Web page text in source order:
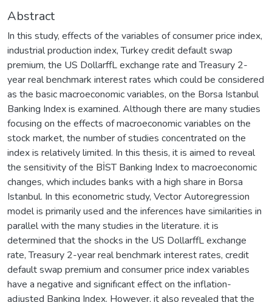
Abstract
In this study, effects of the variables of consumer price index,
industrial production index, Turkey credit default swap
premium, the US DollarffL exchange rate and Treasury 2-
year real benchmark interest rates which could be considered
as the basic macroeconomic variables, on the Borsa Istanbul
Banking Index is examined. Although there are many studies
focusing on the effects of macroeconomic variables on the
stock market, the number of studies concentrated on the
index is relatively limited. In this thesis, it is aimed to reveal
the sensitivity of the BİST Banking Index to macroeconomic
changes, which includes banks with a high share in Borsa
Istanbul. In this econometric study, Vector Autoregression
model is primarily used and the inferences have similarities in
parallel with the many studies in the literature. it is
determined that the shocks in the US DollarffL exchange
rate, Treasury 2-year real benchmark interest rates, credit
default swap premium and consumer price index variables
have a negative and signifıcant effect on the inflation-
adjusted Banking Index. However, it also revealed that the